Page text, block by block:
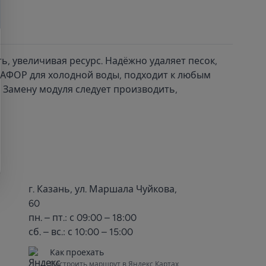
увеличивая ресурс. Надёжно удаляет песок,
для холодной воды, подходит к любым
модуля следует производить,
г. Казань, ул. Маршала Чуйкова,
60
пн. – пт.: с 09:00 – 18:00
сб. – вс.: с 10:00 – 15:00
Как проехать
Построить маршрут в Яндекс Картах